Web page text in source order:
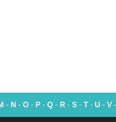
- N - O - P - Q - R - S - T - U - V -